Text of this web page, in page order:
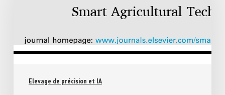
Elevage de précision et IA